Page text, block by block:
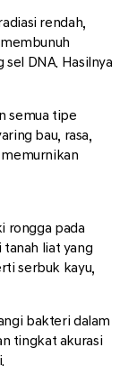
rendah,
DNA. Hasilnya
semua tipe
bau, rasa,
rongga pada
liat yang
serbuk kayu,
bakteri dalam
tingkat akurasi